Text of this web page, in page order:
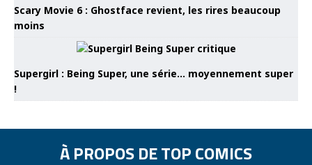
Scary Movie 6 : Ghostface revient, les rires beaucoup
moins
Supergirl : Being Super, une série… moyennement super
!
À PROPOS DE TOP COMICS